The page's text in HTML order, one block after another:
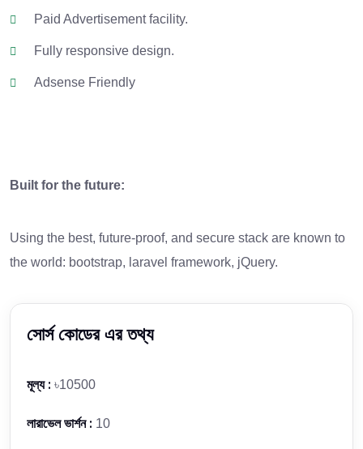
Paid Advertisement facility.
Fully responsive design.
Adsense Friendly
Built for the future:
Using the best, future-proof, and secure stack are known to
the world: bootstrap, laravel framework, jQuery.
সোর্স কোডের এর তথ্য
মূল্য : ৳10500
লারাভেল ভার্শন : 10